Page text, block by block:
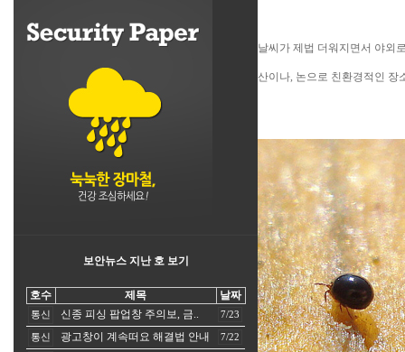
보안뉴스 지난 호 보기
호수 제목 날짜
통신 신종 피싱 팝업창 주의보, 금.. 7/23
통신 광고창이 계속떠요 해결법 안내 7/22
날씨가 제법 더워지면서 야외
산이나, 논으로 친환경적인 장